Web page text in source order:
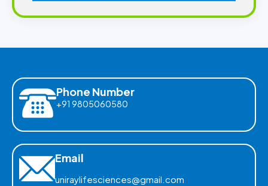
Phone Number
+91 9805060580
Email
uniraylifesciences@gmail.com